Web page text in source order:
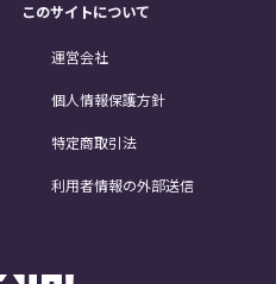
このサイトについて
運営会社
個人情報保護方針
特定商取引法
利用者情報の外部送信